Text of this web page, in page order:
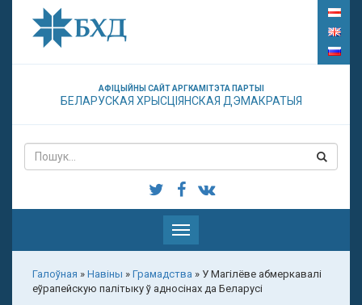
АФІЦЫЙНЫ САЙТ АРГКАМІТЭТА ПАРТЫІ
БЕЛАРУСКАЯ ХРЫСЦІЯНСКАЯ ДЭМАКРАТЫЯ
Паказаць
меню
Галоўная » Навіны » Грамадства » У Магілёве абмеркавалі
еўрапейскую палітыку ў адносінах да Беларусі